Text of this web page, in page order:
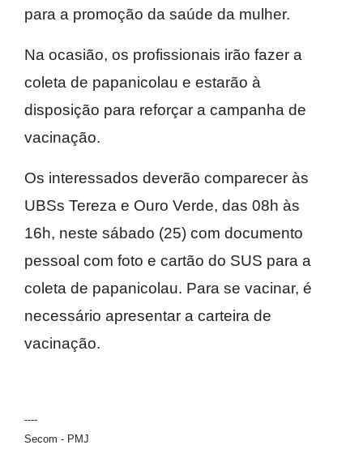
para a promoção da saúde da mulher.
Na ocasião, os profissionais irão fazer a
coleta de papanicolau e estarão à
disposição para reforçar a campanha de
vacinação.
Os interessados deverão comparecer às
UBSs Tereza e Ouro Verde, das 08h às
16h, neste sábado (25) com documento
pessoal com foto e cartão do SUS para a
coleta de papanicolau. Para se vacinar, é
necessário apresentar a carteira de
vacinação.
----
Secom - PMJ